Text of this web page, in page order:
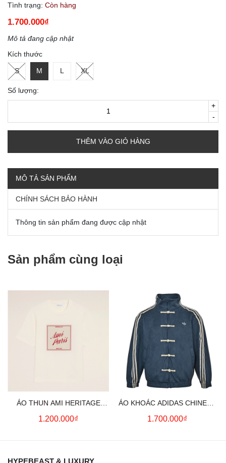
Tình trạng: Còn hàng
1.700.000₫
Mô tả đang cập nhật
Kích thước
S M L XL
Số lượng:
-
+
THÊM VÀO GIỎ HÀNG
MÔ TẢ SẢN PHẨM
CHÍNH SÁCH BẢO HÀNH
Thông tin sản phẩm đang được cập nhật
Sản phẩm cùng loại
ÁO THUN AMI HERITAGE
PRINT (WHITE CREAM)
1.200.000₫
ÁO KHOÁC ADIDAS CHINESE
NEW YEAR JACKET (BLUE)
1.700.000₫
HYPEBEAST & LUXURY